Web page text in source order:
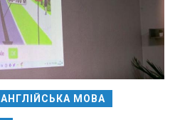
АНГЛІЙСЬКА МОВА